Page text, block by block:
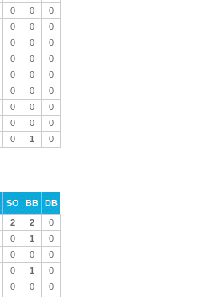
0 0
0
0 0
0
0 0
0
0 0
0
0 0
0
0 0
0
0 0
0
0 0
0
0 1 0
SO BB
DB
2 2
0
0 1
0
0 0
0
0 1
0
0 0
0